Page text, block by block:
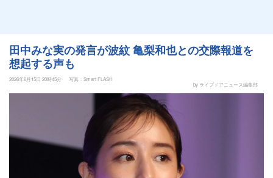
田中みな実の発言が波紋 亀梨和也との交際報道を
想起する声も
2026年6月15日 20時45分
写真：Smart FLASH
by ライブドアニュース編集部